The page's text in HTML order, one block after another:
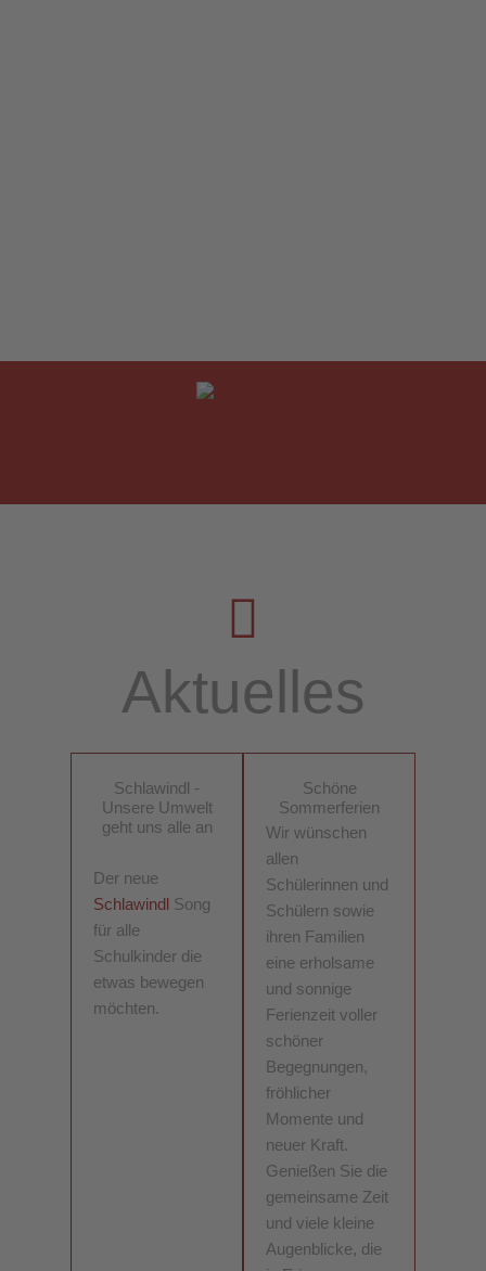
Aktuelles
Schlawindl -
Unsere Umwelt
geht uns alle an
Der neue
Schlawindl
Song
für alle
Schulkinder die
etwas bewegen
möchten.
Schöne
Sommerferien
Wir wünschen
allen
Schülerinnen und
Schülern sowie
ihren Familien
eine erholsame
und sonnige
Ferienzeit voller
schöner
Begegnungen,
fröhlicher
Momente und
neuer Kraft.
Genießen Sie die
gemeinsame Zeit
und viele kleine
Augenblicke, die